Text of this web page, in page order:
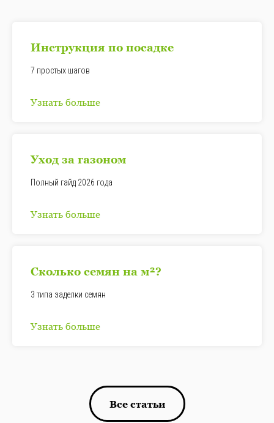
Инструкция по посадке
7 простых шагов
Узнать больше
Уход за газоном
Полный гайд 2026 года
Узнать больше
Сколько семян на м²?
3 типа заделки семян
Узнать больше
Все статьи